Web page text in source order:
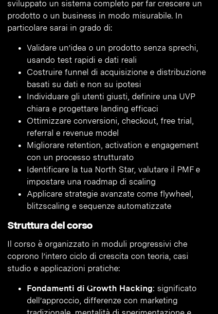
sviluppato un sistema completo per far crescere un
prodotto o un business in modo misurabile. In
particolare sarai in grado di:
Validare un’idea o un prodotto senza sprechi,
usando test rapidi e dati reali
Costruire funnel di acquisizione e distribuzione
basati su dati e non su ipotesi
Individuare gli utenti giusti, definire una UVP
chiara e progettare landing efficaci
Ottimizzare conversioni, checkout, free trial,
referral e revenue model
Migliorare retention, activation e engagement
con un processo strutturato
Identificare la tua North Star, valutare il PMF e
impostare una roadmap di scaling
Applicare strategie avanzate come flywheel,
blitzscaling e sequenze automatizzate
Struttura del corso
Il corso è organizzato in moduli progressivi che
coprono l’intero ciclo di crescita con teoria, casi
studio e applicazioni pratiche:
Fondamenti di Growth Hacking: significato
dell’approccio, differenze con marketing